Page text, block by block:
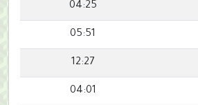
04:25
05:51
12:27
04:01